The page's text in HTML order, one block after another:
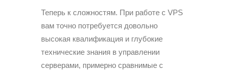
Теперь к сложностям. При работе с VPS
вам точно потребуется довольно
высокая квалификация и глубокие
технические знания в управлении
серверами, примерно сравнимые с